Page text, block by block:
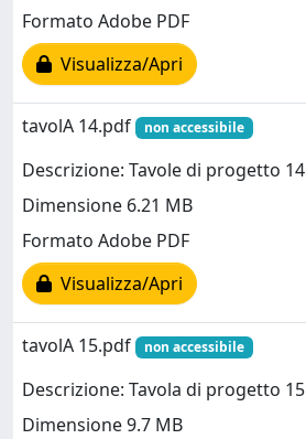
Formato Adobe PDF
Visualizza/Apri
tavolA 14.pdf non accessibile
Descrizione: Tavole di progetto 14
Dimensione 6.21 MB
Formato Adobe PDF
Visualizza/Apri
tavolA 15.pdf non accessibile
Descrizione: Tavola di progetto 15
Dimensione 9.7 MB